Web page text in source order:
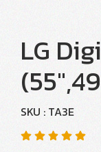
LG
SKU : TA3E